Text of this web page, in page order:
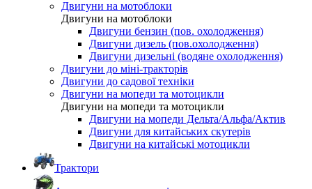
Двигуни на мотоблоки
Двигуни на мотоблоки
Двигуни бензин (пов. охолодження)
Двигуни дизель (пов.охолодження)
Двигуни дизельні (водяне охолодження)
Двигуни до міні-тракторів
Двигуни до садової техніки
Двигуни на мопеди та мотоцикли
Двигуни на мопеди та мотоцикли
Двигуни на мопеди Дельта/Альфа/Актив
Двигуни для китайських скутерів
Двигуни на китайські мотоцикли
Трактори